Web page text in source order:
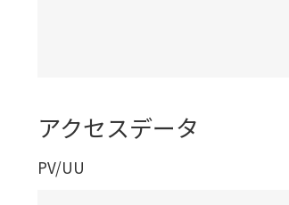
アクセスデータ
PV/UU